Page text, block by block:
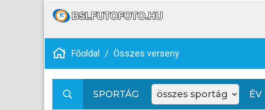
Főoldal / Összes verseny
SPORTÁG ÉV